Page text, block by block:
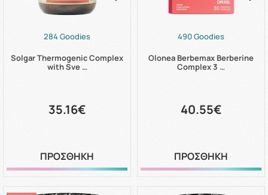
284 Goodies
Solgar Thermogenic Complex
with Sve …
35.16€
ΠΡΟΣΘΗΚΗ
490 Goodies
Olonea Berbemax Berberine
Complex 3 …
40.55€
ΠΡΟΣΘΗΚΗ